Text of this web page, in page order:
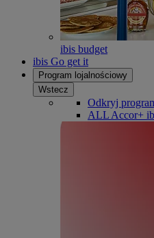
ibis budget
ibis Go get it
Program lojalnościowy
Wstecz
Odkryj
ALL Accor+